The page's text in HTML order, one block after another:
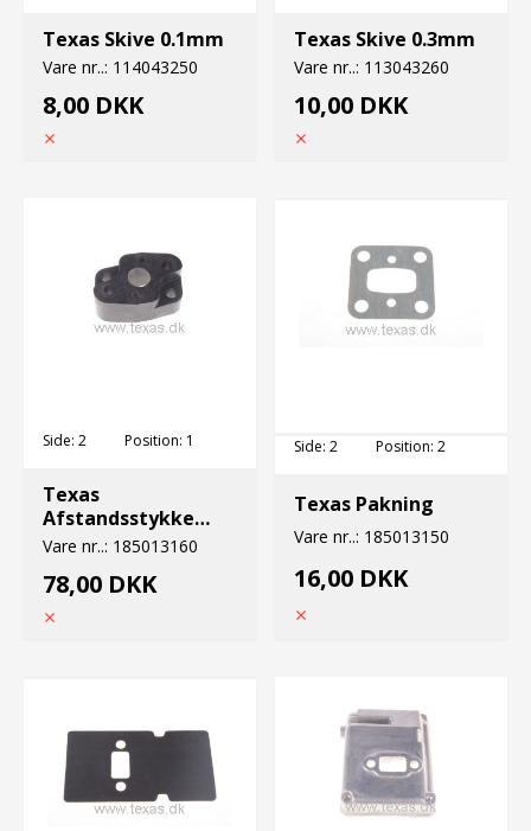
Texas Skive 0.1mm
Vare nr..: 114043250
8,00 DKK
Texas Skive 0.3mm
Vare nr..: 113043260
10,00 DKK
Side: 2 Position: 1
Texas
Afstandsstykke
18mm bc220
Vare nr..: 185013160
78,00 DKK
Side: 2 Position: 2
Texas Pakning
Vare nr..: 185013150
16,00 DKK